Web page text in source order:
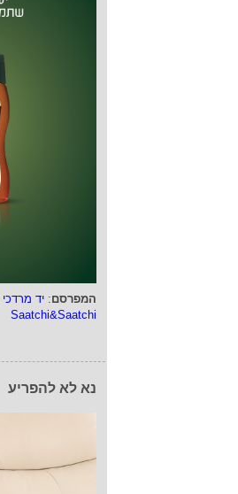
המפרסם: יד מרדכי
Saatchi&Saatchi
נא לא להפריע